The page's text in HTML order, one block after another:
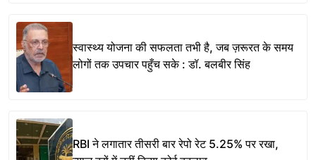
स्वास्थ्य योजना की सफलता तभी है, जब ज़रूरत के समय
लोगों तक उपचार पहुँच सके : डॉ. बलबीर सिंह
RBI ने लगातार तीसरी बार रेपो रेट 5.25% पर रखा,